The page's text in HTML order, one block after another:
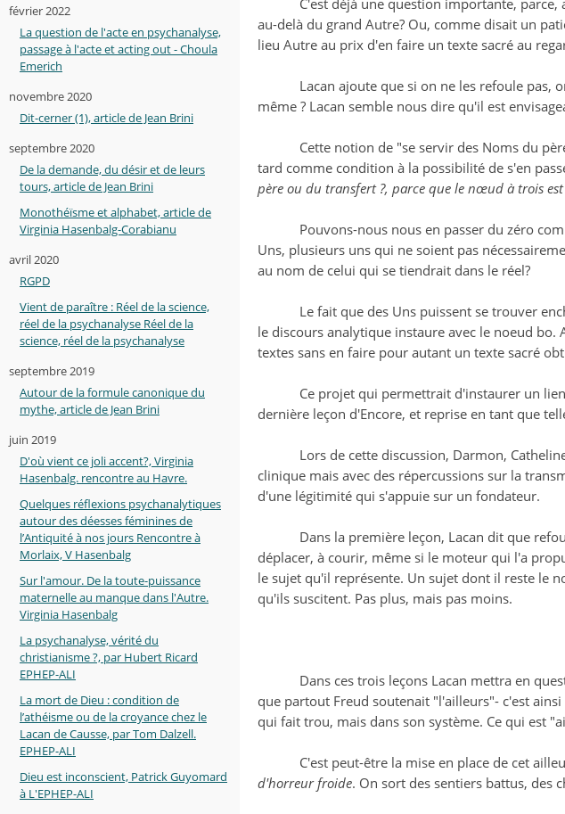
février 2022
La question de l'acte en psychanalyse,
passage à l'acte et acting out - Choula
Emerich
novembre 2020
Dit-cerner (1), article de Jean Brini
septembre 2020
De la demande, du désir et de leurs
tours, article de Jean Brini
Monothéïsme et alphabet, article de
Virginia Hasenbalg-Corabianu
avril 2020
RGPD
Vient de paraître : Réel de la science,
réel de la psychanalyse Réel de la
science, réel de la psychanalyse
septembre 2019
Autour de la formule canonique du
mythe, article de Jean Brini
juin 2019
D'où vient ce joli accent?, Virginia
Hasenbalg. rencontre au Havre.
Quelques réflexions psychanalytiques
autour des déesses féminines de
l’Antiquité à nos jours Rencontre à
Morlaix, V Hasenbalg
Sur l'amour. De la toute-puissance
maternelle au manque dans l'Autre.
Virginia Hasenbalg
La psychanalyse, vérité du
christianisme ?, par Hubert Ricard
EPHEP-ALI
La mort de Dieu : condition de
l’athéisme ou de la croyance chez le
Lacan de Causse, par Tom Dalzell.
EPHEP-ALI
Dieu est inconscient, Patrick Guyomard
à L'EPHEP-ALI
C'est déjà une question importante,
au-delà du grand Autre? Ou, comme disait un
lieu Autre au prix d'en faire un texte sacré au
Lacan ajoute que si on ne les refoule pas,
même ? Lacan semble nous dire qu'il est
Cette notion de "se servir des Noms du
tard comme condition à la possibilité de s'en
père ou du transfert ?, parce que le nœud à trois
Pouvons-nous nous en passer du zéro
Uns, plusieurs uns qui ne soient pas
au nom de celui qui se tiendrait dans le réel?
Le fait que des Uns puissent se trouver
le discours analytique instaure avec le noeud
textes sans en faire pour autant un texte sacré
Ce projet qui permettrait d'instaurer un
dernière leçon d'Encore, et reprise en tant que
Lors de cette discussion, Darmon,
clinique mais avec des répercussions sur la
d'une légitimité qui s'appuie sur un fondateur.
Dans la première leçon, Lacan dit que
déplacer, à courir, même si le moteur qui l'a
le sujet qu'il représente. Un sujet dont il reste le
qu'ils suscitent. Pas plus, mais pas moins.
Dans ces trois leçons Lacan mettra en
que partout Freud soutenait "l'ailleurs"- c'est
qui fait trou, mais dans son système. Ce qui est
C'est peut-être la mise en place de cet
d'horreur froide. On sort des sentiers battus, des